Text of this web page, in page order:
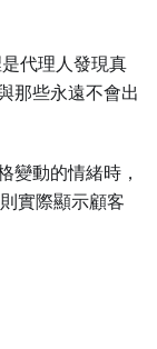
代理人發現真
那些永遠不會出
變動的情緒時，
實際顯示顧客